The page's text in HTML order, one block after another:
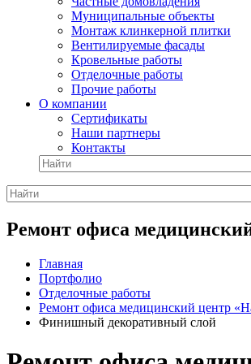
Муниципальные объекты
Монтаж клинкерной плитки
Вентилируемые фасады
Кровельные работы
Отделочные работы
Прочие работы
О компании
Сертификаты
Наши партнеры
Контакты
Ремонт офиса
Главная
Портфолио
Отделочные работы
Ремонт офиса медицинский центр
Финишный декоративный слой